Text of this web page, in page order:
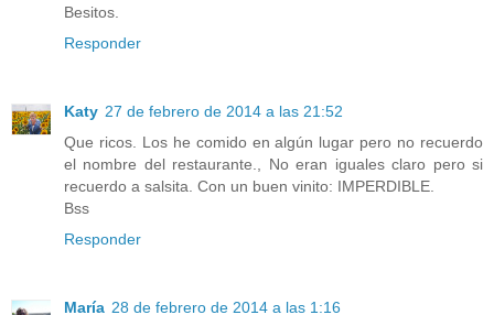
Besitos.
Responder
Katy 27 de febrero de 2014 a las 21:52
Que ricos. Los he comido en algún lugar pero no recuerdo
el nombre del restaurante., No eran iguales claro pero si
recuerdo a salsita. Con un buen vinito: IMPERDIBLE.
Bss
Responder
María 28 de febrero de 2014 a las 1:16